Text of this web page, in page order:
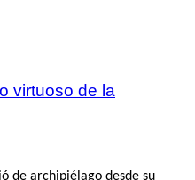
virtuoso de la
de archipiélago desde su